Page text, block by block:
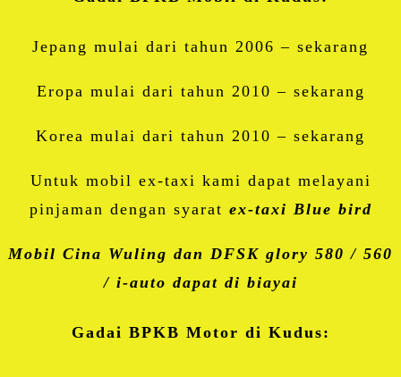
Jepang mulai dari tahun 2006 – sekarang
Eropa mulai dari tahun 2010 – sekarang
Korea mulai dari tahun 2010 – sekarang
Untuk mobil ex-taxi kami dapat melayani
pinjaman dengan syarat ex-taxi Blue bird
Mobil Cina Wuling dan DFSK glory 580 / 560
/ i-auto dapat di biayai
Gadai BPKB Motor di Kudus: